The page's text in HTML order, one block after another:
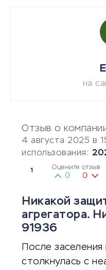
Отзыв о
4 августа 2025 в
использования:
1 Оцените отзыв
0 0
Никакой
агрегатора.
91936
После
столкнулась с
на